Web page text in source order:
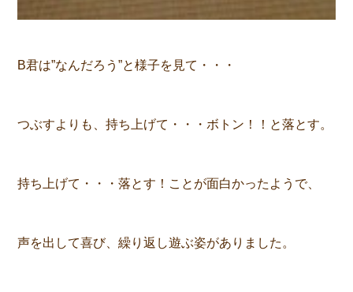
B君は”なんだろう”と様子を見て・・・
つぶすよりも、持ち上げて・・・ボトン！！と落とす。
持ち上げて・・・落とす！ことが面白かったようで、
声を出して喜び、繰り返し遊ぶ姿がありました。